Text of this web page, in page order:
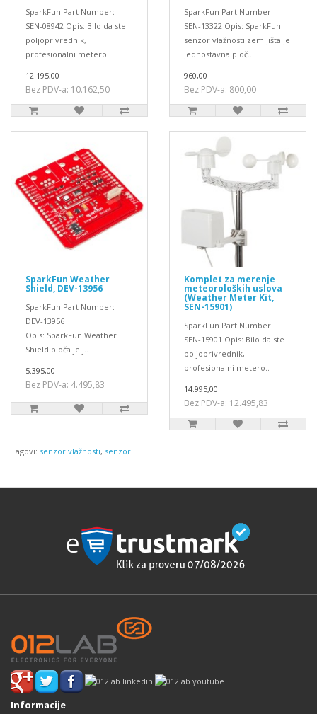
SparkFun Part Number:
SEN-08942 Opis: Bilo da ste
poljoprivrednik,
profesionalni metero..
12.195,00
Bez PDV-a: 10.162,50
SparkFun Part Number:
SEN-13322 Opis: SparkFun
senzor vlažnosti zemljišta je
jednostavna ploč..
960,00
Bez PDV-a: 800,00
SparkFun Weather
Shield, DEV-13956
SparkFun Part Number:
DEV-13956
Opis: SparkFun Weather
Shield ploča je j..
5.395,00
Bez PDV-a: 4.495,83
Komplet za merenje
meteoroloških uslova
(Weather Meter Kit,
SEN-15901)
SparkFun Part Number:
SEN-15901 Opis: Bilo da ste
poljoprivrednik,
profesionalni metero..
14.995,00
Bez PDV-a: 12.495,83
Tagovi: senzor vlažnosti, senzor
Informacije